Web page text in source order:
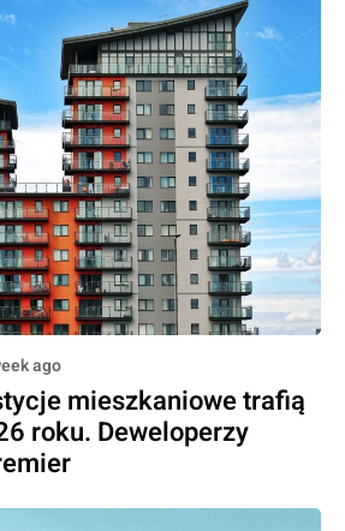
ago
mieszkaniowe trafią
roku. Deweloperzy